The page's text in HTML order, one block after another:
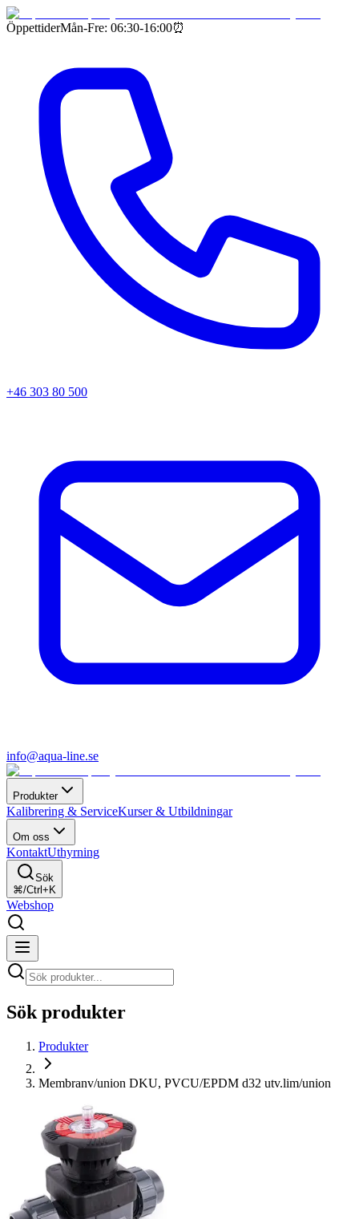
ÖppettiderMån-Fre: 06:30-16:00⏰
+46 303 80 500
info@aqua-line.se
Produkter
Kalibrering & ServiceKurser & Utbildningar
Om oss
KontaktUthyrning
Sök
⌘/Ctrl+K
Webshop
Sök produkter
Produkter
Membranv/union DKU, PVCU/EPDM d32 utv.lim/union